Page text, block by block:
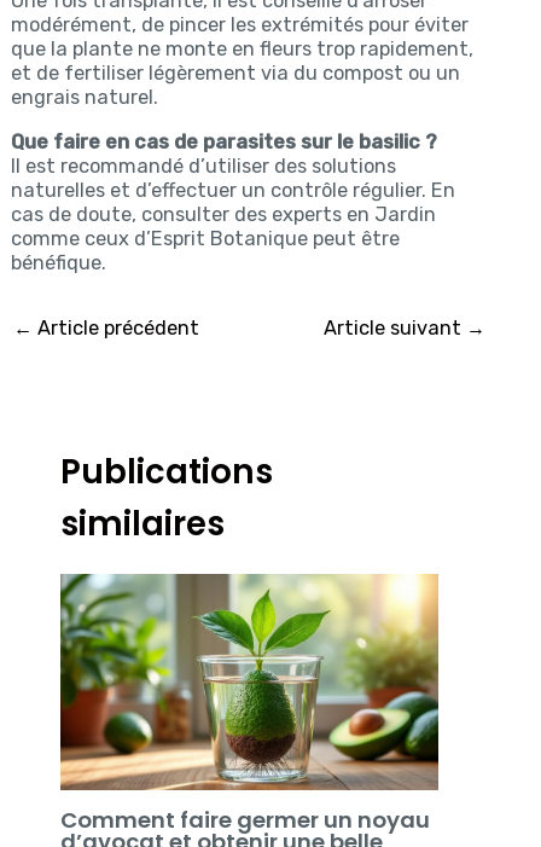
modérément, de pincer les extrémités pour éviter
que la plante ne monte en fleurs trop rapidement,
et de fertiliser légèrement via du compost ou un
engrais naturel.
Que faire en cas de parasites sur le basilic ?
Il est recommandé d’utiliser des solutions
naturelles et d’effectuer un contrôle régulier. En
cas de doute, consulter des experts en Jardin
comme ceux d’Esprit Botanique peut être
bénéfique.
← Article précédent Article suivant →
Publications
similaires
Comment faire germer un noyau